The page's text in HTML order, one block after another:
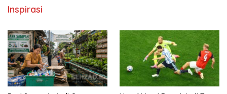
Inspirasi